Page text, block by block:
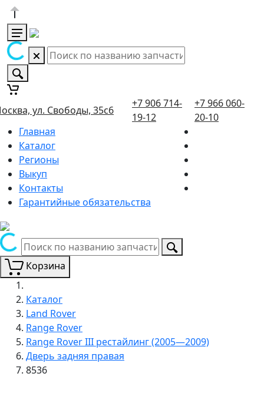
ул. Свободы, 35с6
+7 906 714-
19-12
+7 966 060-
20-10
Главная
Каталог
Регионы
Выкуп
Контакты
Гарантийные обязательства
Корзина
Каталог
Land Rover
Range Rover
Range Rover III рестайлинг (2005—2009)
Дверь задняя правая
8536